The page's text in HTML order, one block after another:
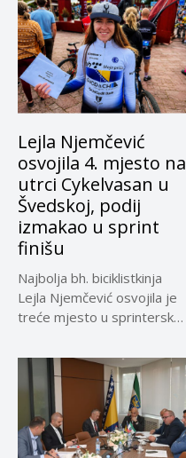
Lejla Njemčević
osvojila 4. mjesto na
utrci Cykelvasan u
Švedskoj, podij
izmakao u sprint
finišu
Najbolja bh. biciklistkinja
Lejla Njemčević osvojila je
treće mjesto u sprinterskoj